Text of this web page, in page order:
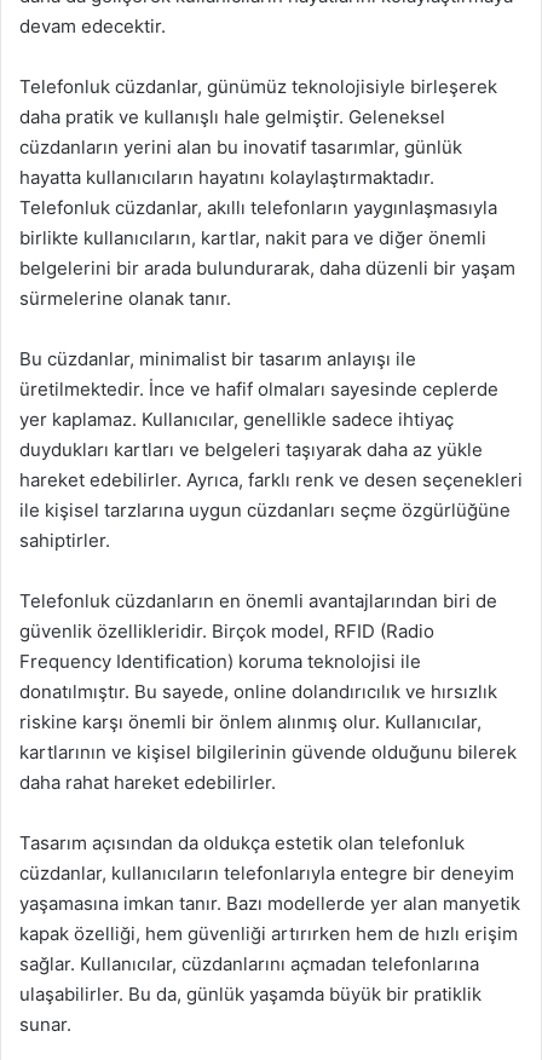
devam edecektir.
Telefonluk cüzdanlar, günümüz teknolojisiyle birleşerek
daha pratik ve kullanışlı hale gelmiştir. Geleneksel
cüzdanların yerini alan bu inovatif tasarımlar, günlük
hayatta kullanıcıların hayatını kolaylaştırmaktadır.
Telefonluk cüzdanlar, akıllı telefonların yaygınlaşmasıyla
birlikte kullanıcıların, kartlar, nakit para ve diğer önemli
belgelerini bir arada bulundurarak, daha düzenli bir yaşam
sürmelerine olanak tanır.
Bu cüzdanlar, minimalist bir tasarım anlayışı ile
üretilmektedir. İnce ve hafif olmaları sayesinde ceplerde
yer kaplamaz. Kullanıcılar, genellikle sadece ihtiyaç
duydukları kartları ve belgeleri taşıyarak daha az yükle
hareket edebilirler. Ayrıca, farklı renk ve desen seçenekleri
ile kişisel tarzlarına uygun cüzdanları seçme özgürlüğüne
sahiptirler.
Telefonluk cüzdanların en önemli avantajlarından biri de
güvenlik özellikleridir. Birçok model, RFID (Radio
Frequency Identification) koruma teknolojisi ile
donatılmıştır. Bu sayede, online dolandırıcılık ve hırsızlık
riskine karşı önemli bir önlem alınmış olur. Kullanıcılar,
kartlarının ve kişisel bilgilerinin güvende olduğunu bilerek
daha rahat hareket edebilirler.
Tasarım açısından da oldukça estetik olan telefonluk
cüzdanlar, kullanıcıların telefonlarıyla entegre bir deneyim
yaşamasına imkan tanır. Bazı modellerde yer alan manyetik
kapak özelliği, hem güvenliği artırırken hem de hızlı erişim
sağlar. Kullanıcılar, cüzdanlarını açmadan telefonlarına
ulaşabilirler. Bu da, günlük yaşamda büyük bir pratiklik
sunar.